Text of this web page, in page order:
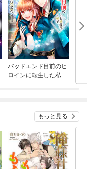
バッドエンド目前のヒ
ロインに転生した私、
結
もっと見る